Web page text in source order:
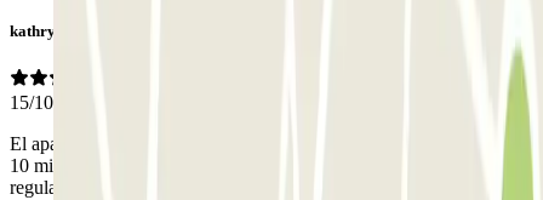
kathryn
15/10/2025
El aparcamiento fue fácil de encontrar... no muy concurrido y a unos
10 minutos a pie de la estación de tren de La Fost con trenes
regulares.. cada media hora a Barcelona.